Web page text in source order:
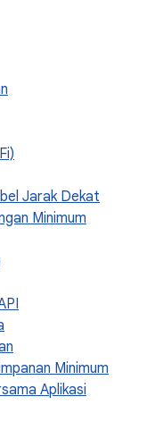
Jarak Dekat
Minimum
Minimum
Aplikasi